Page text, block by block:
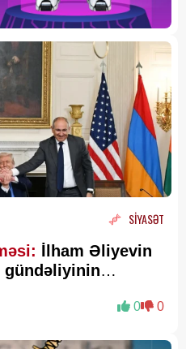
SİYASƏT
İlham Əliyevin
0 0